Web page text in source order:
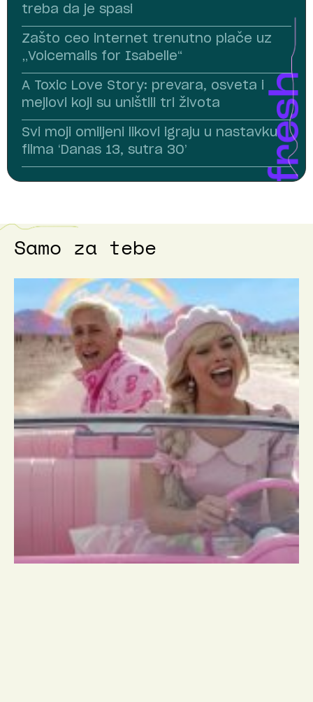
treba da je spasi
Zašto ceo internet trenutno plače uz
„Voicemails for Isabelle“
A Toxic Love Story: prevara, osveta i
mejlovi koji su uništili tri života
Svi moji omiljeni likovi igraju u nastavku
filma ‘Danas 13, sutra 30’
Samo za tebe